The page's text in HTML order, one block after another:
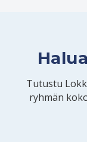
Tutustu
ryhmän